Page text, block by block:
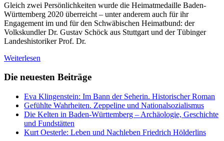
Gleich zwei Persönlichkeiten wurde die Heimatmedaille Baden-
Württemberg 2020 überreicht – unter anderem auch für ihr
Engagement im und für den Schwäbischen Heimatbund: der
Volkskundler Dr. Gustav Schöck aus Stuttgart und der Tübinger
Landeshistoriker Prof. Dr.
Weiterlesen
Die neuesten Beiträge
Eva Klingenstein: Im Bann der Seherin. Historischer Roman
Gefühlte Wahrheiten. Zeppeline und Nationalsozialismus
Die Kelten in Baden-Württemberg – Archäologie, Geschichte
und Fundstätten
Kurt Oesterle: Leben und Nachleben Friedrich Hölderlins